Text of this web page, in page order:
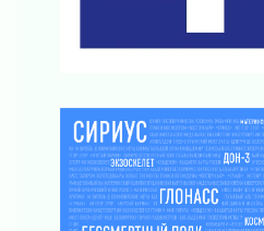
Поддержка
Музеи Ленобласти
03 августа 2026
Новая площадка: 2027
03 августа 2026